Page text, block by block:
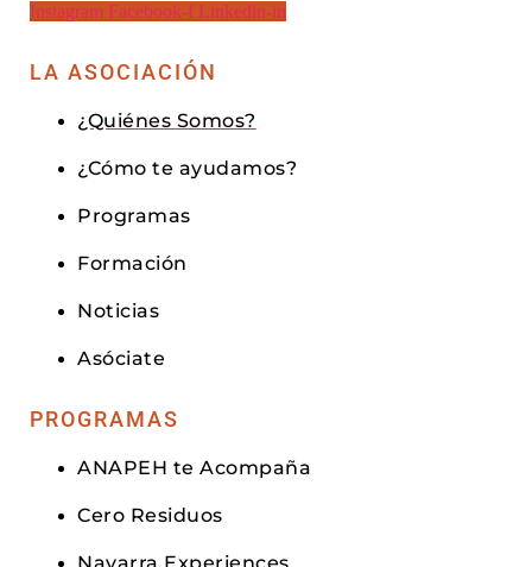
Instagram Facebook-f Linkedin-in
LA ASOCIACIÓN
¿Quiénes Somos?
¿Cómo te ayudamos?
Programas
Formación
Noticias
Asóciate
PROGRAMAS
ANAPEH te Acompaña
Cero Residuos